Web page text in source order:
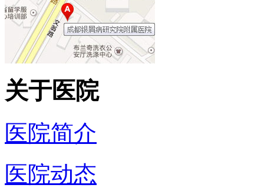
关于医院
医院简介
医院动态